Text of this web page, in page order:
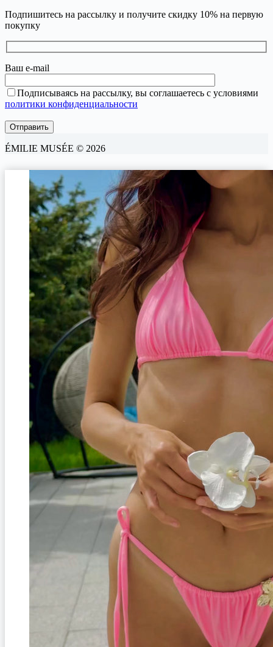
Подпишитесь на рассылку и получите скидку 10% на первую
покупку
Ваш e-mail
Подписываясь на рассылку, вы соглашаетесь с условиями
политики конфиденциальности
ÉMILIE MUSÉE © 2026